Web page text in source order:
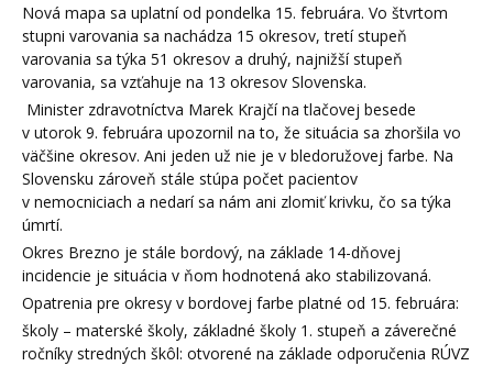
Nová mapa sa uplatní od pondelka 15. februára. Vo štvrtom
stupni varovania sa nachádza 15 okresov, tretí stupeň
varovania sa týka 51 okresov a druhý, najnižší stupeň
varovania, sa vzťahuje na 13 okresov Slovenska.
Minister zdravotníctva Marek Krajčí na tlačovej besede
v utorok 9. februára upozornil na to, že situácia sa zhoršila vo
väčšine okresov. Ani jeden už nie je v bledoružovej farbe. Na
Slovensku zároveň stále stúpa počet pacientov
v nemocniciach a nedarí sa nám ani zlomiť krivku, čo sa týka
úmrtí.
Okres Brezno je stále bordový, na základe 14-dňovej
incidencie je situácia v ňom hodnotená ako stabilizovaná.
Opatrenia pre okresy v bordovej farbe platné od 15. februára:
školy – materské školy, základné školy 1. stupeň a záverečné
ročníky stredných škôl: otvorené na základe odporučenia RÚVZ